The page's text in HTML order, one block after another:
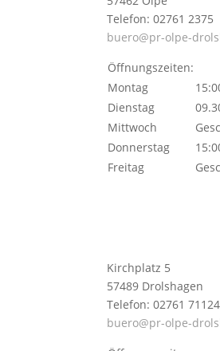
Telefon: 02761 2375
buero@pr-olpe-
Öffnungszeiten:
Montag
Dienstag
Mittwoch
Donnerstag
Freitag
Kirchplatz 5
57489 Drolshagen
Telefon: 02761 71124
buero@pr-olpe-